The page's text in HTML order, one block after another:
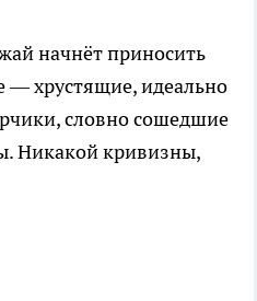
начнёт приносить
— хрустящие, идеально
словно сошедшие
Никакой кривизны,